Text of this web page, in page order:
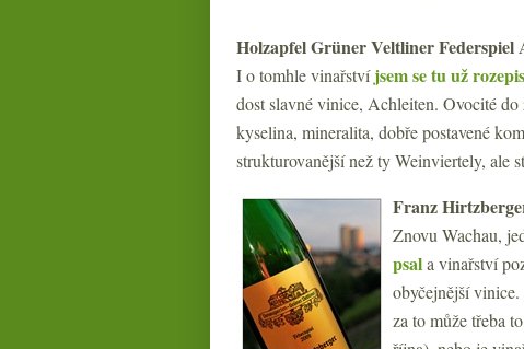
Holzapfel Grüner Veltliner Federspiel
I o tomhle vinařstvíjsem se tu už
dost slavné vinice, Achleiten. Ovocité
kyselina, mineralita, dobře postavené
strukturovanější než ty Weinviertely, ale
Franz
Znovu Wachau,
psala vinařství
obyčejnější
za to může třeba